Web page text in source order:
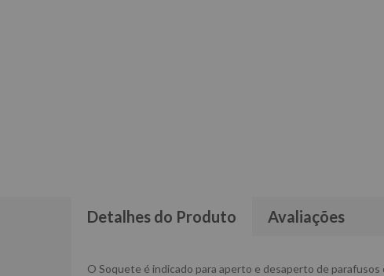
Detalhes do Produto Avaliações
O Soquete é indicado para aperto e desaperto de